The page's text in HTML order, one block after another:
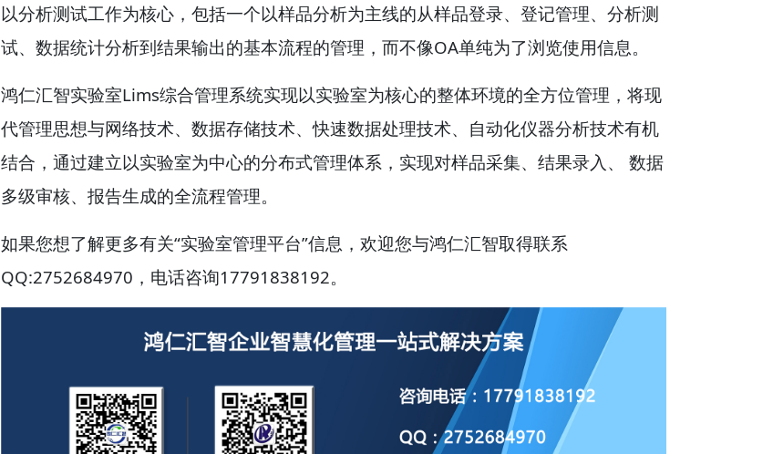
以分析测试工作为核心，包括一个以样品分析为主线的从样品登录、登记管理、分析测
试、数据统计分析到结果输出的基本流程的管理，而不像OA单纯为了浏览使用信息。
鸿仁汇智实验室Lims综合管理系统实现以实验室为核心的整体环境的全方位管理，将现
代管理思想与网络技术、数据存储技术、快速数据处理技术、自动化仪器分析技术有机
结合，通过建立以实验室为中心的分布式管理体系，实现对样品采集、结果录入、 数据
多级审核、报告生成的全流程管理。
如果您想了解更多有关“实验室管理平台”信息，欢迎您与鸿仁汇智取得联系
QQ:2752684970，电话咨询17791838192。